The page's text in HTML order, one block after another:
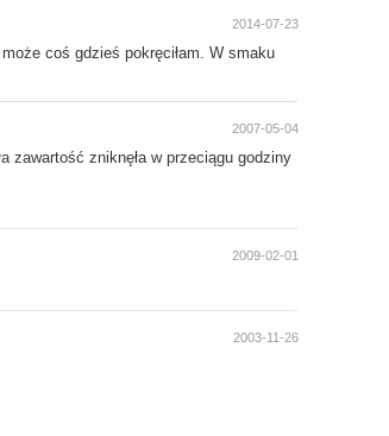
2014-07-23
coś gdzieś pokręciłam. W smaku
2007-05-04
zawartość zniknęła w przeciągu godziny
2009-02-01
2003-11-26